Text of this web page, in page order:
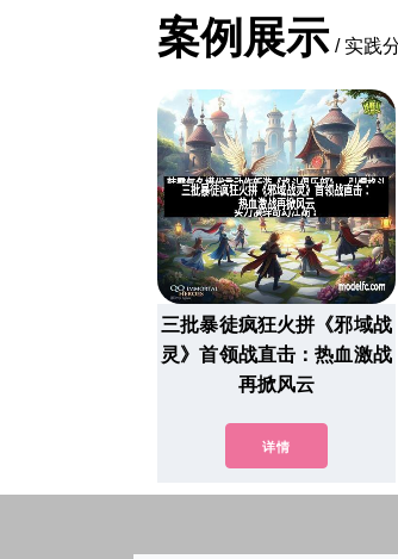
案例展示 / 实践
三批暴徒疯狂火拼《邪域战
灵》首领战直击：热血激战
再掀风云
详情